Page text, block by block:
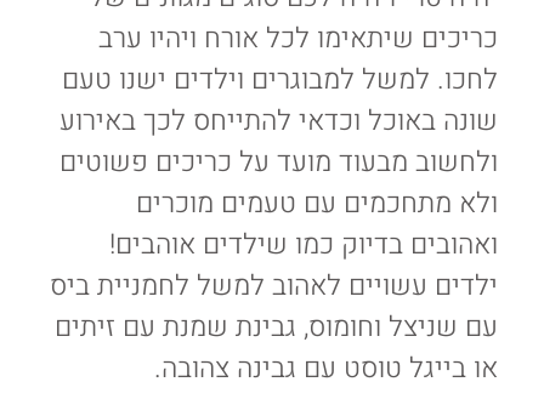
כריכים שיתאימו לכל אורח ויהיו ערב
‏לחכו. ‏למשל למבוגרים וילדים ישנו טעם
שונה באוכל וכדאי להתייחס לכך באירוע
ולחשוב מבעוד מועד על כריכים פשוטים
ולא מתחכמים עם טעמים מוכרים
ואהובים בדיוק כמו שילדים אוהבים!
ילדים עשויים לאהוב למשל לחמניית ביס
עם שניצל וחומוס, גבינת שמנת עם זיתים
או בייגל טוסט עם גבינה צהובה.